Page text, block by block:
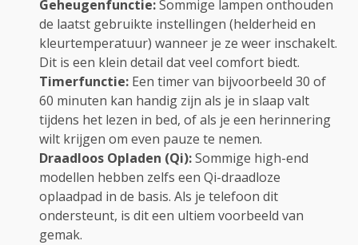
Geheugenfunctie:Sommige lampen onthouden
de laatst gebruikte instellingen (helderheid en
kleurtemperatuur) wanneer je ze weer inschakelt.
Dit is een klein detail dat veel comfort biedt.
Timerfunctie: Een timer van bijvoorbeeld 30 of
60 minuten kan handig zijn als je in slaap valt
tijdens het lezen in bed, of als je een herinnering
wilt krijgen om even pauze te nemen.
Draadloos Opladen (Qi):Sommige high-end
modellen hebben zelfs een Qi-draadloze
oplaadpad in de basis. Als je telefoon dit
ondersteunt, is dit een ultiem voorbeeld van
gemak.